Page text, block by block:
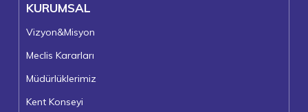
KURUMSAL
Vizyon&Misyon
Meclis Kararları
Müdürlüklerimiz
Kent Konseyi